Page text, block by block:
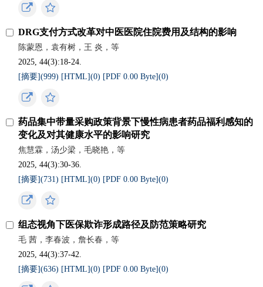
DRG支付方式改革对中医医院住院费用及结构的影响
陈蒙恩，袁有树，王 炎，等
2025, 44(3):18-24.
[摘要](999) [HTML](0) [PDF 0.00 Byte](0)
药品集中带量采购政策背景下慢性病患者药品福利感知的
变化及对其健康水平的影响研究
焦慧霖，汤少梁，毛晓艳，等
2025, 44(3):30-36.
[摘要](731) [HTML](0) [PDF 0.00 Byte](0)
组态视角下医保欺诈形成路径及防范策略研究
毛 茜，李春波，詹长春，等
2025, 44(3):37-42.
[摘要](636) [HTML](0) [PDF 0.00 Byte](0)